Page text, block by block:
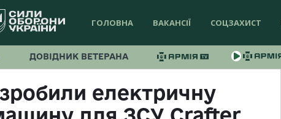
ГОЛОВНА ВАКАНСІЇ СОЦЗАХИСТ
ДОВІДНИК ВЕТЕРАНА
електричну